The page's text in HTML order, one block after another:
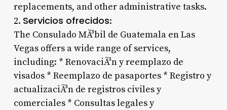
replacements, and other administrative tasks.
2. Servicios ofrecidos:
The Consulado MÃ³bil de Guatemala en Las
Vegas offers a wide range of services,
including: * RenovaciÃ³n y reemplazo de
visados * Reemplazo de pasaportes * Registro y
actualizaciÃ³n de registros civiles y
comerciales * Consultas legales y